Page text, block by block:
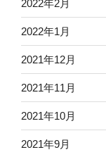
2022年2月
2022年1月
2021年12月
2021年11月
2021年10月
2021年9月